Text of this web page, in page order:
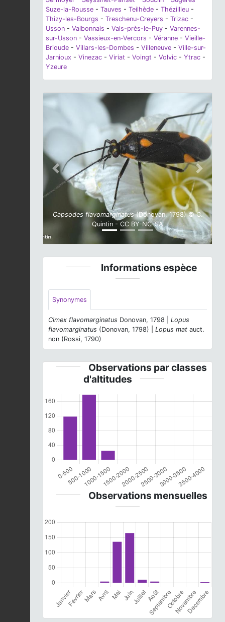
Suze-la-Rousse - Tauves - Teilhède - Thézillieu -
Thizy-les-Bourgs - Treschenu-Creyers - Trizac -
Usson - Valbonnais - Vals-près-le-Puy - Varennes-
sur-Usson - Vassieux-en-Vercors - Véranne - Vieille-
Brioude - Villars-les-Dombes - Villeneuve - Ville-sur-
Jarnioux - Vinezac - Viriat - Voingt - Volvic - Ytrac -
Yzeure
Capsodes flavomarginatus(Donovan, 1798) © C.
Quintin - CC BY-NC-SA
Previous Next
Informations espèce
Synonymes
Cimex flavomarginatus Donovan, 1798 | Lopus
flavomarginatus (Donovan, 1798) | Lopus mat auct.
non (Rossi, 1790)
Observations par classes
d'altitudes
Observations mensuelles